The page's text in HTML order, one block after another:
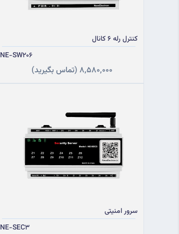
کنترل رله 6 کانال
NE-SW206
8,580,000 (تماس بگیرید)
سرور امنیتی
NE-SEC3